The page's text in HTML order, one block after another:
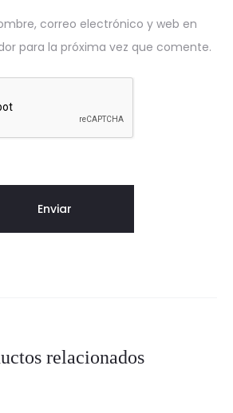
correo electrónico y web en
para la próxima vez que comente.
relacionados